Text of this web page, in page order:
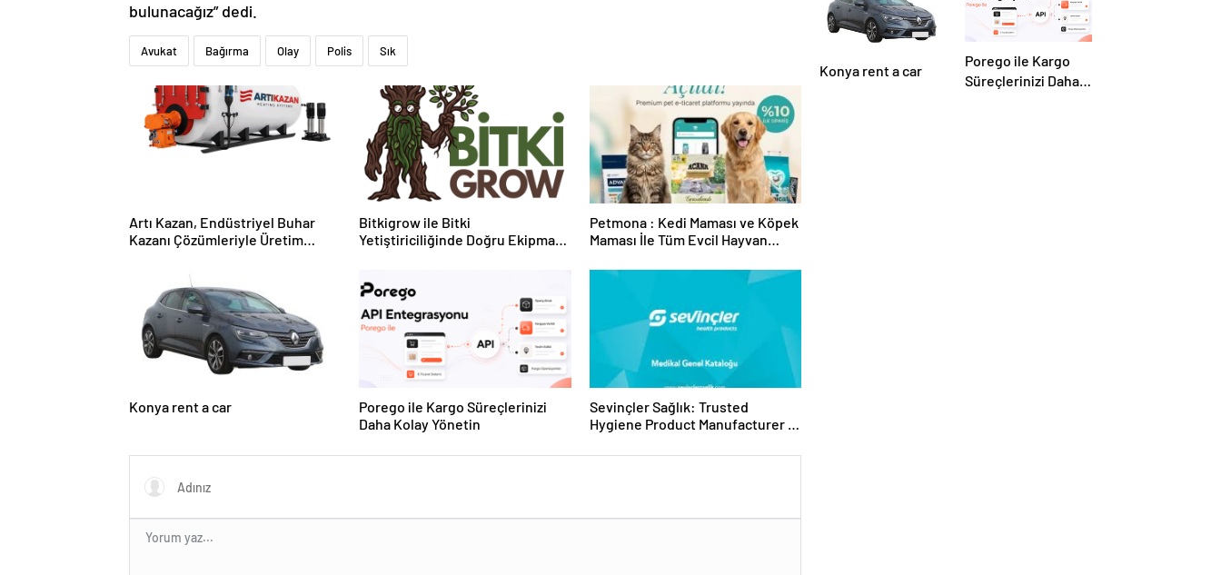
bulunacağız” dedi.
Avukat Bağırma Olay Polis Sık
Artı Kazan, Endüstriyel Buhar
Kazanı Çözümleriyle Üretim
Bitkigrow ile Bitki
Yetiştiriciliğinde Doğru Ekipman
Petmona : Kedi Maması ve Köpek
Maması İle Tüm Evcil Hayvan
Konya rent a car
Porego ile Kargo Süreçlerinizi
Daha Kolay Yönetin
Sevinçler Sağlık: Trusted
Hygiene Product Manufacturer in
Konya rent a car
Porego ile Kargo
Süreçlerinizi Daha